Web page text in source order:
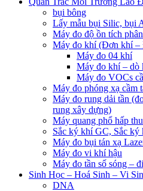
bụi bông
Lấy mẫu bụi Silic, bụi
Máy đo độ ồn tích
Máy đo khí (Đơn khí
Máy đo 04 khí
Máy đo khí – dò
Máy đo VOCs
Máy đo phóng xạ cầm
Máy đo rung dải tần
rung xây dựng)
Máy quang phổ hấp
Sắc ký khí GC, Sắc
Máy đo bụi tán xạ
Máy đo vi khí hậu
Máy đo tần số sóng –
Sinh Học – Hoá Sinh – Vi
DNA